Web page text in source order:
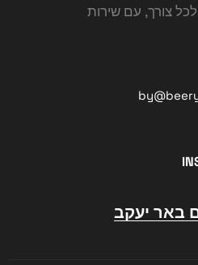
צורך, עם שירות
באר יעקב